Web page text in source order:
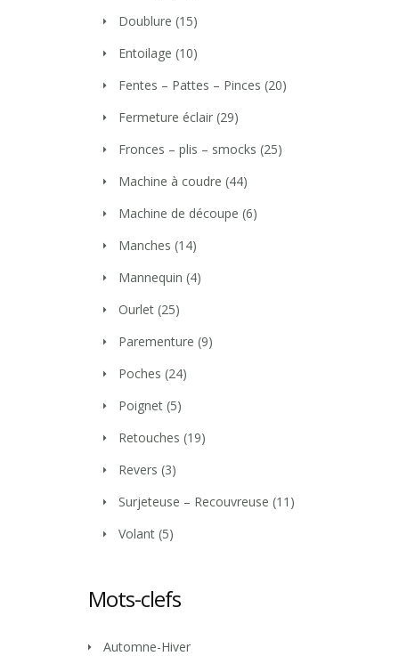
Doublure (15)
Entoilage (10)
Fentes – Pattes – Pinces (20)
Fermeture éclair (29)
Fronces – plis – smocks (25)
Machine à coudre (44)
Machine de découpe (6)
Manches (14)
Mannequin (4)
Ourlet (25)
Parementure (9)
Poches (24)
Poignet (5)
Retouches (19)
Revers (3)
Surjeteuse – Recouvreuse (11)
Volant (5)
Mots-clefs
Automne-Hiver